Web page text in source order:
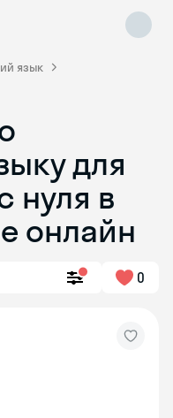
язык
для
нуля в
онлайн
0